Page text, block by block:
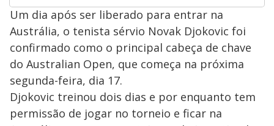
Um dia após ser liberado para entrar na
Austrália, o tenista sérvio Novak Djokovic foi
confirmado como o principal cabeça de chave
do Australian Open, que começa na próxima
segunda-feira, dia 17.
Djokovic treinou dois dias e por enquanto tem
permissão de jogar no torneio e ficar na